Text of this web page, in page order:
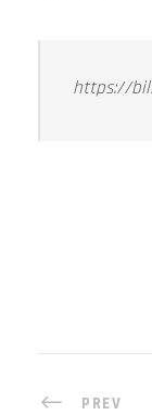
https://
PREV